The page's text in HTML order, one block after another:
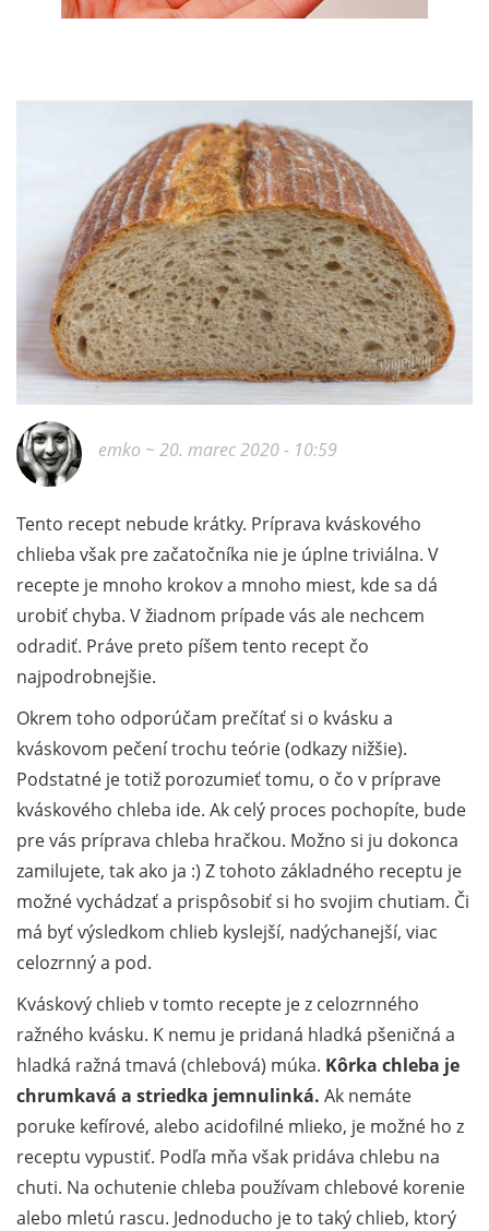
emko ~ 20. marec 2020 - 10:59
Tento recept nebude krátky. Príprava kváskového
chlieba však pre začatočníka nie je úplne triviálna. V
recepte je mnoho krokov a mnoho miest, kde sa dá
urobiť chyba. V žiadnom prípade vás ale nechcem
odradiť. Práve preto píšem tento recept čo
najpodrobnejšie.
Okrem toho odporúčam prečítať si o kvásku a
kváskovom pečení trochu teórie (odkazy nižšie).
Podstatné je totiž porozumieť tomu, o čo v príprave
kváskového chleba ide. Ak celý proces pochopíte, bude
pre vás príprava chleba hračkou. Možno si ju dokonca
zamilujete, tak ako ja :) Z tohoto základného receptu je
možné vychádzať a prispôsobiť si ho svojim chutiam. Či
má byť výsledkom chlieb kyslejší, nadýchanejší, viac
celozrnný a pod.
Kváskový chlieb v tomto recepte je z celozrnného
ražného kvásku. K nemu je pridaná hladká pšeničná a
hladká ražná tmavá (chlebová) múka. Kôrka chleba je
chrumkavá a striedka jemnulinká. Ak nemáte
poruke kefírové, alebo acidofilné mlieko, je možné ho z
receptu vypustiť. Podľa mňa však pridáva chlebu na
chuti. Na ochutenie chleba používam chlebové korenie
alebo mletú rascu. Jednoducho je to taký chlieb, ktorý